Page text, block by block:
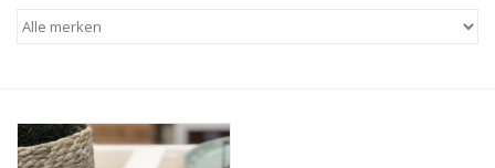
NIEUW!